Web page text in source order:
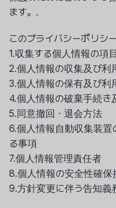
ます。.
このプライバシーポリシ
1.収集する個人情報の項
2.個人情報の収集及び利
3.個人情報の保有及び利
4.個人情報の破棄手続き
5.同意撤回・退会方法
6.個人情報自動収集装置
る事項
7.個人情報管理責任者
8.個人情報の安全性確保
9.方針変更に伴う告知義